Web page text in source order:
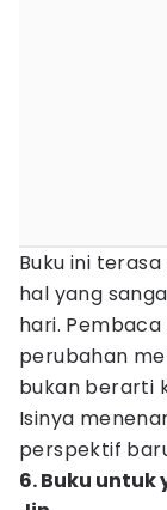
Buku ini terasa
hal yang
hari.
perubahan
bukan berarti
Isinya
perspektif
6. Buku untuk